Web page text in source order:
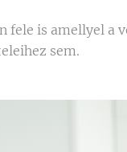
fele is amellyel
sem.